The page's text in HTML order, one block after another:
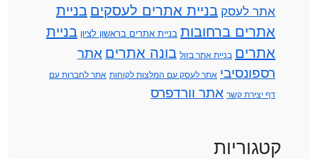
אתר לעסק בניית אתרים לעסקים בניית
אתרים ברחובות בניית אתרים בראשון לציון בניית
אתרים בניית אתר בזול בונה אתרים אתר
רספונסיבי אתר לעסק עם המלצות לקוחות אתר לחברות עם
דף יצירת קשר אתר וורדפרס
קטגוריות